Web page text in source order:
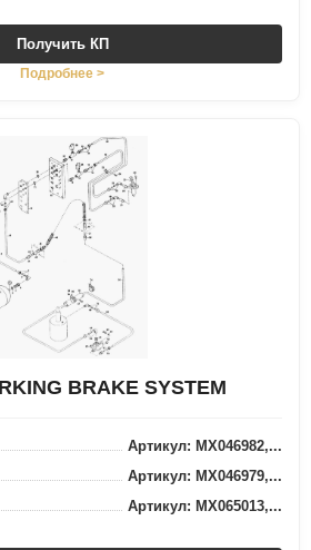
Получить КП
Подробнее >
BRAKE SYSTEM
Артикул: MX046982,...
Артикул: MX046979,...
Артикул: MX065013,...